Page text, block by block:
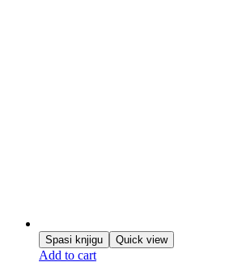
Spasi knjigu Quick view
Add to cart